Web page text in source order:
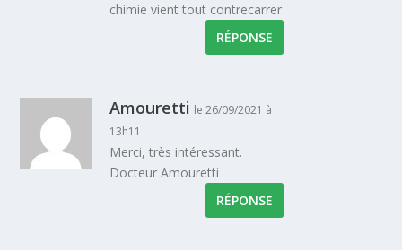
chimie vient tout contrecarrer
RÉPONSE
Amouretti le 26/09/2021 à
13h11
Merci, très intéressant.
Docteur Amouretti
RÉPONSE